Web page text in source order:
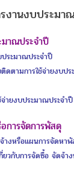
งานงบประมา
าณประจำปี
ระมาณประจำปี
ดตามการใช้จ่ายงบป
ายงบประมาณประจำปี
การจัดการพัสดุ
างหรือแผนการจัดหา
ยวกับการจัดซื้อ จัดจ้า